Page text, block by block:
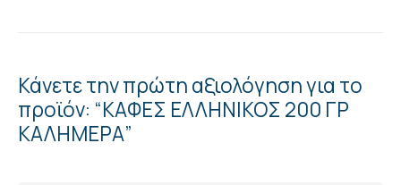
Κάνετε την πρώτη αξιολόγηση για το
προϊόν: “ΚΑΦΕΣ ΕΛΛΗΝΙΚΟΣ 200 ΓΡ
ΚΑΛΗΜΕΡΑ”